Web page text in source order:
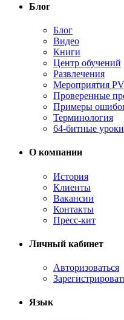
Блог
Блог
Видео
Книги
Центр обучений
Развлечения
Мероприятия
Проверенные
Примеры
Терминология
64-битные уроки
О компании
История
Клиенты
Вакансии
Контакты
Пресс-кит
Личный кабинет
Авторизоваться
Язык